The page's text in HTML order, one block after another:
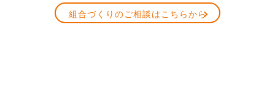
組合づくりのご相談はこちらから